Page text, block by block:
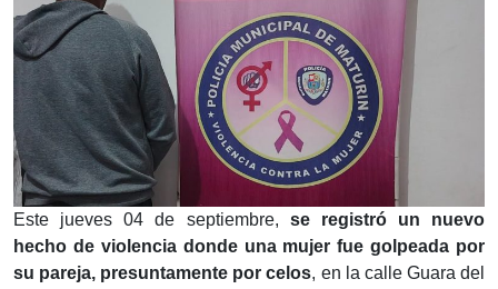
Este jueves 04 de septiembre, se registró un nuevo
hecho de violencia donde una mujer fue golpeada por
su pareja, presuntamente por celos, en la calle Guara del